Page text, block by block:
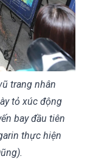
trang nhân
tỏ xúc động
bay đầu tiên
thực hiện